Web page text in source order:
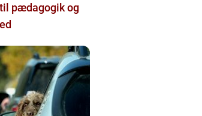
pædagogik og